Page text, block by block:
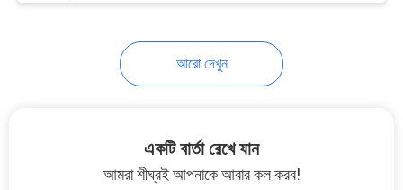
উচ্চ উজ্জ্বলতা টিএফটি
আরো দেখুন
একটি বার্তা রেখে যান
আমরা শীঘ্রই আপনাকে আবার কল করব!